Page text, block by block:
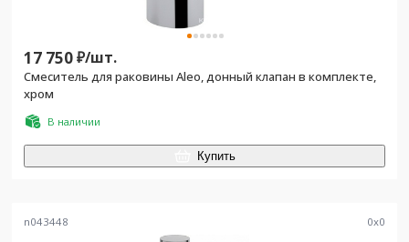
17 750₽/шт.
Смеситель для раковины Aleo, донный клапан в комплекте,
хром
В наличии
Купить
n043448 0x0